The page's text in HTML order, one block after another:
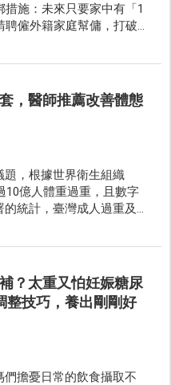
施：未來只要家中有「1
聘僱外籍家庭幫傭，打破
，醫師推薦改善體態
，根據世界衛生組織
10億人體重過重，且數字
統計，臺灣成人過重及
？太重又怕妊娠糖尿
整技巧，養出剛剛好
擔憂日常的飲食攝取不